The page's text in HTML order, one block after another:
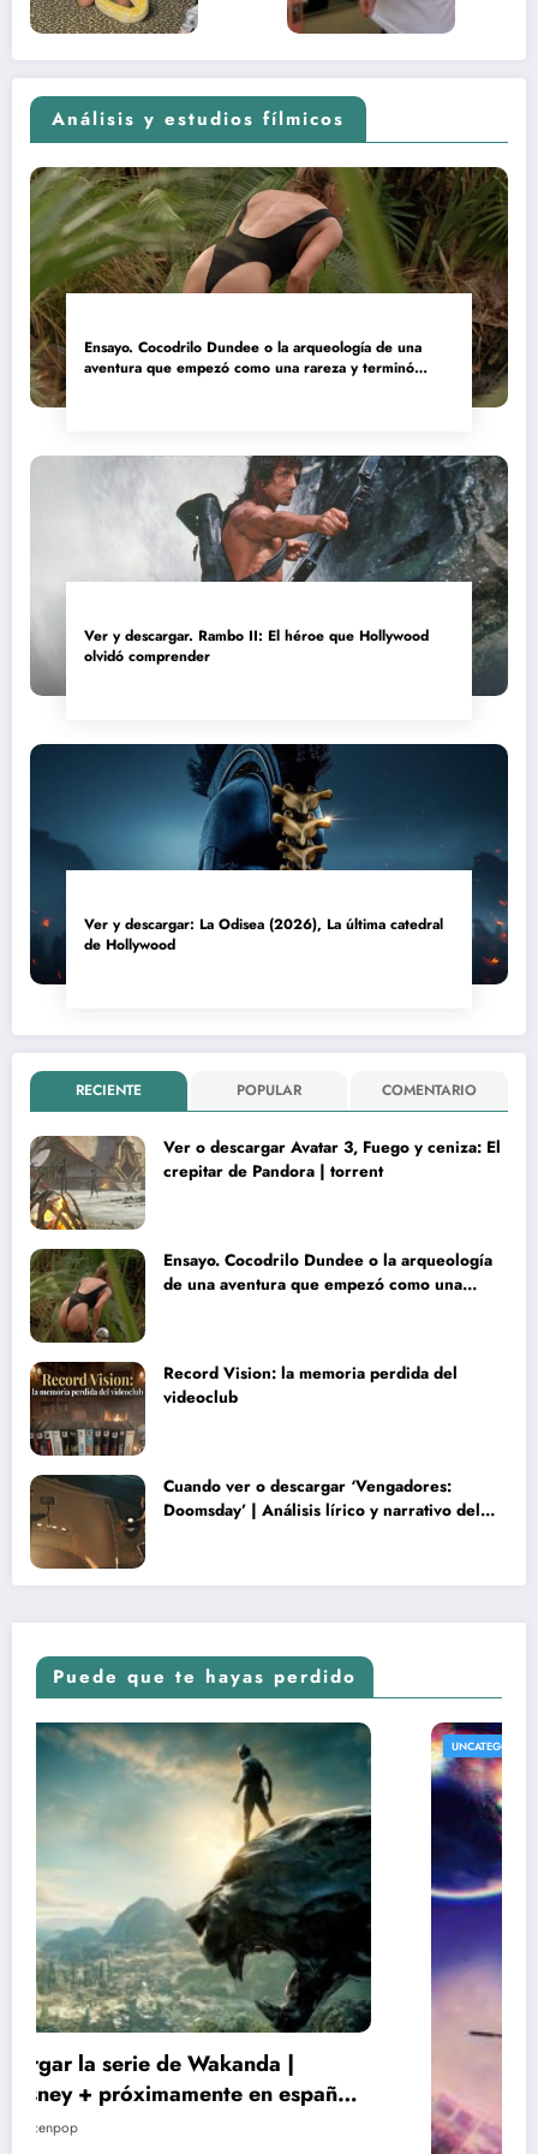
Análisis y estudios fílmicos
Ensayo. Cocodrilo Dundee o la arqueología de una
aventura que empezó como una rareza y terminó
Ver y descargar. Rambo II: El héroe que Hollywood
olvidó comprender
Ver y descargar: La Odisea (2026), La última catedral
de Hollywood
RECIENTE POPULAR COMENTARIO
Ver o descargar Avatar 3, Fuego y ceniza: El
crepitar de Pandora | torrent
Ensayo. Cocodrilo Dundee o la arqueología
de una aventura que empezó como una
Record Vision: la memoria perdida del
videoclub
Cuando ver o descargar ‘Vengadores:
Doomsday’ | Análisis lírico y narrativo del
Puede que te hayas perdido
UNCATEGORIZED
Ver y Descargar gratis ‘El Maestro del Yin y
el Yang’ | Torrent y Netflix | Español 4K
19/03/2021 lucenpop